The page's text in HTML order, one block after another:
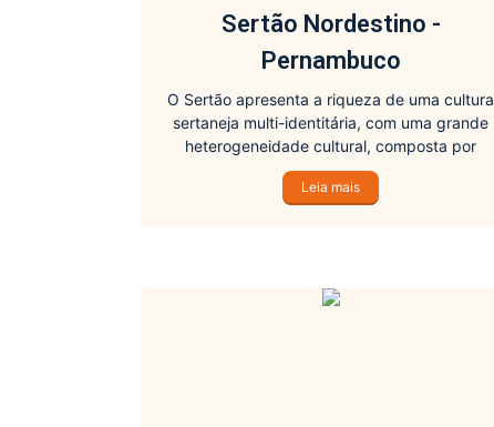
Sertão Nordestino -
Pernambuco
O Sertão apresenta a riqueza de uma cultura
sertaneja multi-identitária, com uma grande
heterogeneidade cultural, composta por
práticas, ideias e imagens que se articulam em
múltiplos significados trazidos pela tradição.
Leia mais